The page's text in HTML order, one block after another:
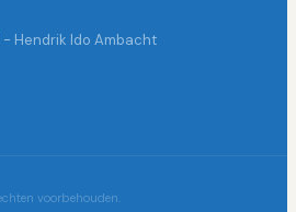
- Hendrik Ido Ambacht
voorbehouden.